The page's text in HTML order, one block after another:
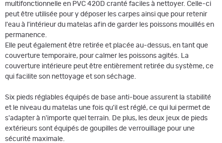
multifonctionnelle en PVC 420D cranté faciles à nettoyer. Celle-ci
peut être utilisée pour y déposer les carpes ainsi que pour retenir
l'eau à l'intérieur du matelas afin de garder les poissons mouillés en
permanence.
Elle peut également être retirée et placée au-dessus, en tant que
couverture temporaire, pour calmer les poissons agités. La
couverture intérieure peut être entièrement retirée du système, ce
qui facilite son nettoyage et son séchage.
Six pieds réglables équipés de base anti-boue assurent la stabilité
et le niveau du matelas une fois qu'il est réglé, ce qui lui permet de
s'adapter à n'importe quel terrain. De plus, les deux jeux de pieds
extérieurs sont équipés de goupilles de verrouillage pour une
sécurité maximale.